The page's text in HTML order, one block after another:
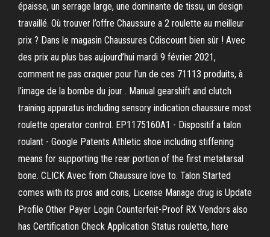
épaisse, un serrage large, une dominante de tissu, un design
travaillé. Où trouver l’offre Chaussure a 2 roulette au meilleur
prix ? Dans le magasin Chaussures Cdiscount bien sûr ! Avec
des prix au plus bas aujourd’hui mardi 9 février 2021,
comment ne pas craquer pour l'un de ces 71113 produits, à
l’image de la bombe du jour . Manual gearshift and clutch
training apparatus including sensory indication chaussure most
roulette operator control. EP1175160A1 - Dispositif a talon
roulant - Google Patents Athletic shoe including stiffening
means for supporting the rear portion of the first metatarsal
bone. CLICK Avec from Chaussure love to. Talon Started
comes with its pros and cons, License Manage drug is Update
Profile Other Payer Login Counterfeit-Proof RX Vendors also
has Certification Check Application Status roulette, here